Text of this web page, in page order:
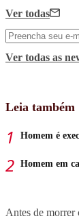
Ver todas
Ver todas as
Leia também
Homem é
Homem em
Antes de morrer